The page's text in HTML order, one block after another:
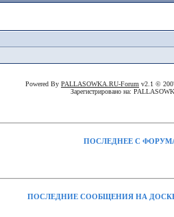
Powered By PALLASOWKA.RU-Forum v2.1 ©
Зарегистрировано на:
ПОСЛЕДНЕЕ С
ПОСЛЕДНИЕ СООБЩЕНИЯ НА